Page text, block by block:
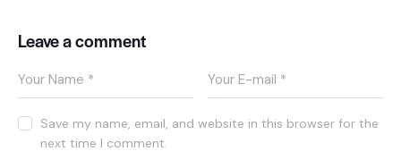
Leave a comment
Save my name, email, and website in this browser for the
next time I comment.